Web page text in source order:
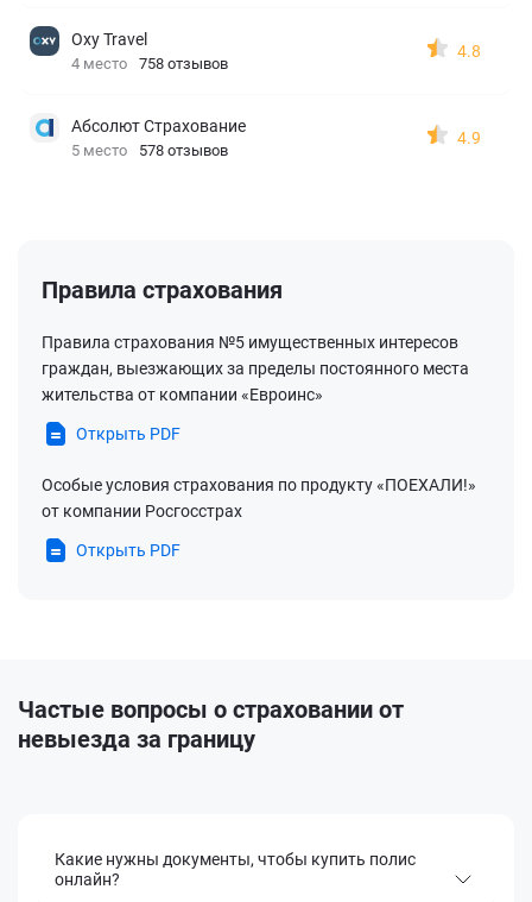
Oxy Travel
4 место 758 отзывов
4.8
Абсолют Страхование
5 место 578 отзывов
4.9
Правила страхования
Правила страхования №5 имущественных интересов
граждан, выезжающих за пределы постоянного места
жительства от компании «Евроинс»
Открыть PDF
Особые условия страхования по продукту «ПОЕХАЛИ!»
от компании Росгосстрах
Открыть PDF
Частые вопросы о страховании от
невыезда за границу
Какие нужны документы, чтобы купить полис
онлайн?